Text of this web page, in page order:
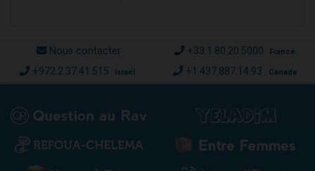
Nous contacter +33.1.80.20.5000 France
+972.2.37.41.515 Israël +1.437.887.14.93 Canada